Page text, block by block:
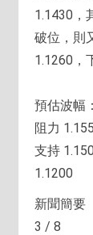
1.1430，
破位，則
1.1260，
預估波幅：
阻力
支持
1.1200
新聞簡要
3 / 8